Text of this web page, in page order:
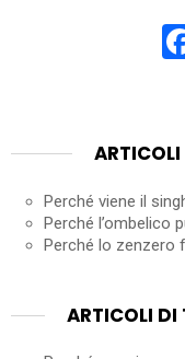
ARTICOLI
Perché viene il
Perché l’ombelico
Perché lo zenzero
ARTICOLI DI